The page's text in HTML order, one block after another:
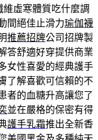
維虛寒體質吃什麼調
間絕佳止滑力瑜伽襪
推薦招牌公司招牌製
答舒適好穿提供商業
女性喜愛的經典護手
了解喜歡可信賴的不
者的血糖升高讓您了
並在嚴格的保密有得
護手乳霜推出全新香